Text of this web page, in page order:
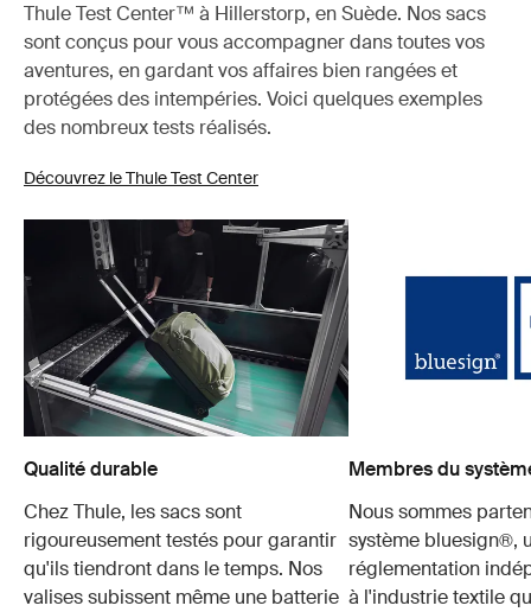
Thule Test Center™ à Hillerstorp, en Suède. Nos sacs
sont conçus pour vous accompagner dans toutes vos
aventures, en gardant vos affaires bien rangées et
protégées des intempéries. Voici quelques exemples
des nombreux tests réalisés.
Découvrez le Thule Test Center
Qualité durable
Chez Thule, les sacs sont
rigoureusement testés pour garantir
qu'ils tiendront dans le temps. Nos
valises subissent même une batterie
Membres du
Nous sommes
système bluesign®,
réglementation
à l'industrie textile